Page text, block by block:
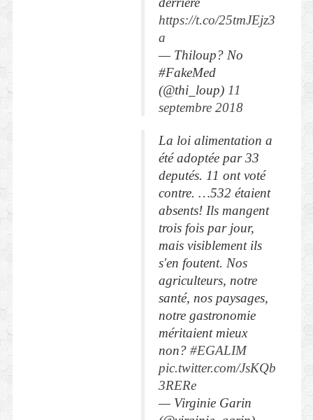
https://t.co/25tmJEjz3
a
— Thiloup? No
#FakeMed
(@thi_loup) 11
septembre 2018
La loi alimentation a
été adoptée par 33
deputés. 11 ont voté
contre. …532 étaient
absents! Ils mangent
trois fois par jour,
mais visiblement ils
s'en foutent. Nos
agriculteurs, notre
santé, nos paysages,
notre gastronomie
méritaient mieux
non?#EGALIM
pic.twitter.com/JsKQb
3RERe
— Virginie Garin